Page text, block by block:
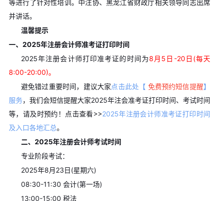
等进行了针对性培训。中注协、黑龙江省财政厅相关领导同志出席
并讲话。
温馨提示
一、2025年注册会计师准考证打印时间
2025年注册会计师打印准考证的时间为8月5日-20日(每天
8:00-20:00)。
避免错过重要时间，建议大家点击此处【 免费预约短信提醒】
服务，我们会短信提醒大家2025年注会准考证打印时间、考试时间
等，请及时预约！点击查看>>2025年注册会计师准考证打印时间
及入口各地汇总。
二、2025年注册会计师考试时间
专业阶段考试：
2025年8月23日(星期六)
08:30-11:30 会计(第一场)
13:00-15:00 税法